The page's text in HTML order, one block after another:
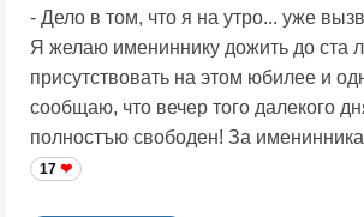
- Дело в том, что я на утро... уже
Я желаю имениннику дожить до ста
присутствовать на этом юбилее и
сообщаю, что вечер того далекого
полностъю свободен! За
17